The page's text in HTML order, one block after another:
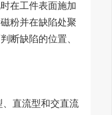
在工件表面施加
粉并在缺陷处聚
断缺陷的位置、
、直流型和交直流